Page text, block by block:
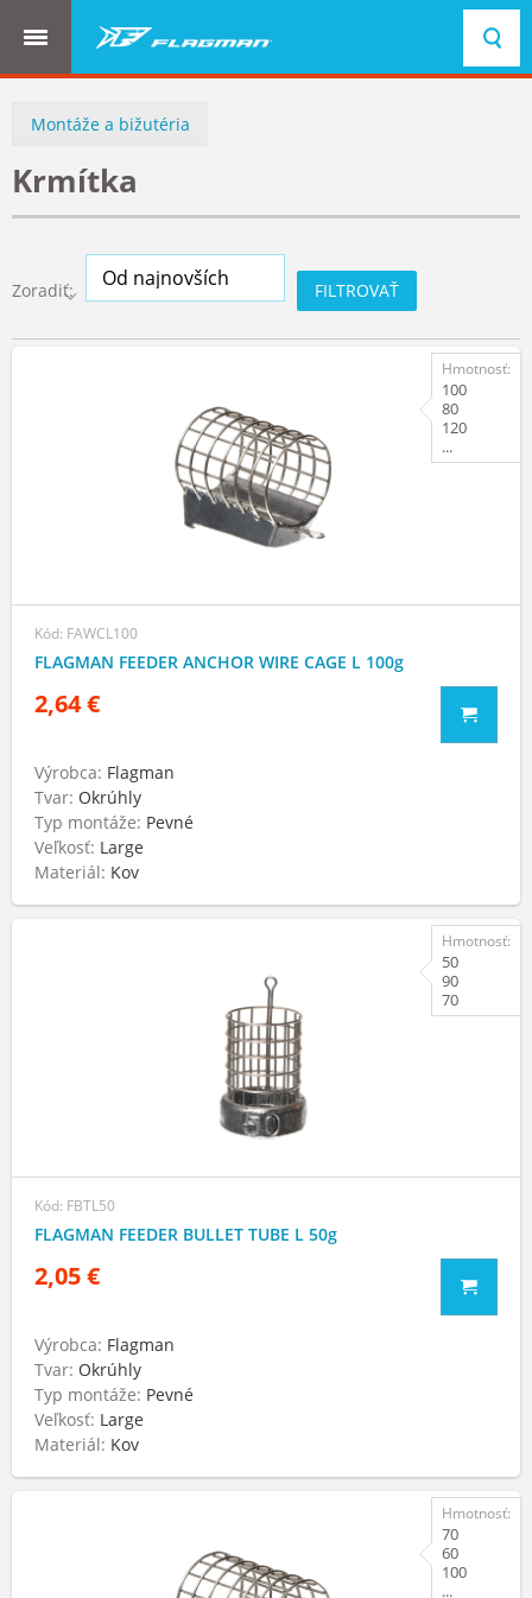
BREADCRUMBS
Montáže a bižutéria
Krmítka
Zoradiť: FILTROVAŤ
Kód: FAWCL100
FLAGMAN FEEDER ANCHOR WIRE CAGE L 100g
2,64 €
Výrobca: Flagman
Tvar: Okrúhly
Typ montáže: Pevné
Veľkosť: Large
Materiál: Kov
Hmotnosť:
100
80
120
...
Kód: FBTL50
FLAGMAN FEEDER BULLET TUBE L 50g
2,05 €
Výrobca: Flagman
Tvar: Okrúhly
Typ montáže: Pevné
Veľkosť: Large
Materiál: Kov
Hmotnosť:
50
90
70
Hmotnosť:
70
60
100
...